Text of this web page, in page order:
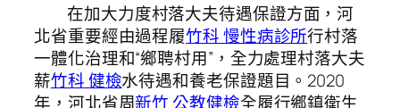
在加大力度村落大夫待遇保證方面，河
北省重要經由過程履竹科 慢性病診所行村落
一體化治理和“鄉聘村用”，全力處理村落大夫
薪竹科 健檢水待遇和養老保證題目。2020
年，河北省周新竹 公教健檢全履行鄉鎮衛生